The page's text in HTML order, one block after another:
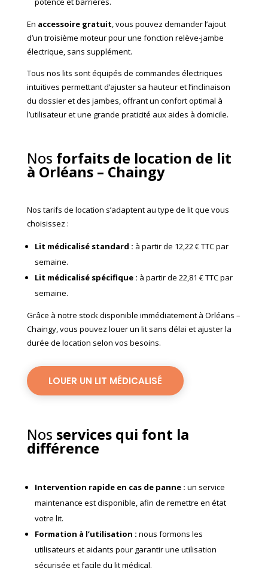
En accessoire gratuit, vous pouvez demander l’ajout
d’un troisième moteur pour une fonction relève-jambe
électrique, sans supplément.
Tous nos lits sont équipés de commandes électriques
intuitives permettant d’ajuster sa hauteur et l’inclinaison
du dossier et des jambes, offrant un confort optimal à
l’utilisateur et une grande praticité aux aides à domicile.
Nos forfaits de location de lit
à Orléans – Chaingy
Nos tarifs de location s’adaptent au type de lit que vous
choisissez :
Lit médicalisé standard : à partir de 12,22 € TTC par
semaine.
Lit médicalisé spécifique : à partir de 22,81 € TTC par
semaine.
Grâce à notre stock disponible immédiatement à Orléans –
Chaingy, vous pouvez louer un lit sans délai et ajuster la
durée de location selon vos besoins.
LOUER UN LIT MÉDICALISÉ
Nos services qui font la
différence
Intervention rapide en cas de panne : un service
maintenance est disponible, afin de remettre en état
votre lit.
Formation à l’utilisation : nous formons les
utilisateurs et aidants pour garantir une utilisation
sécurisée et facile du lit médical.